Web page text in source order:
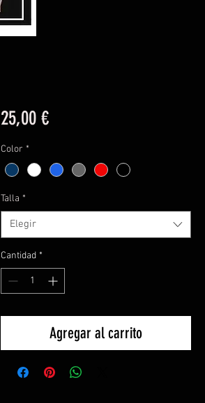
25,00 €Precio
Color *
Talla *
Elegir
Cantidad *
Agregar al carrito